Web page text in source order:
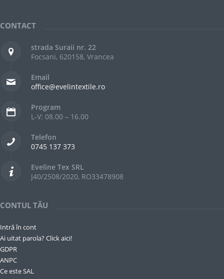
CONTACT
strada Suraii nr. 22
Focsani, 620158, Vrancea
Email
office@evelintextile.ro
Program
L-V: 08.00 – 16.00
Telefon
0745 137 373
Eveline Tex SRL
J40/2508/2020, RO33478908
CONTUL TĂU
Intră în cont
Ai uitat parola? Click aici!
GDPR
ANPC
Ce este SAL